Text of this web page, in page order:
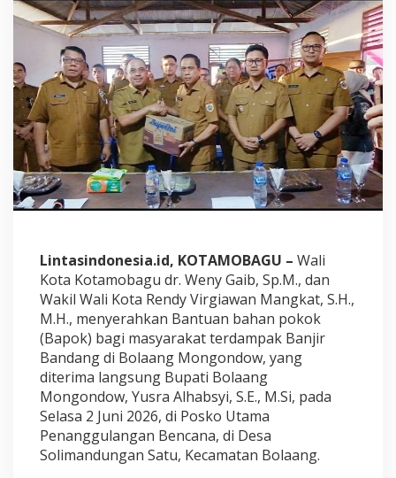
a
m
o
b
a
g
u
S
a
l
u
r
k
a
n
t
a
n
B
a
p
o
k
B
a
Lintasindonesia.id, KOTAMOBAGU – Wali
Kota Kotamobagu dr. Weny Gaib, Sp.M., dan
Wakil Wali Kota Rendy Virgiawan Mangkat, S.H.,
M.H., menyerahkan Bantuan bahan pokok
(Bapok) bagi masyarakat terdampak Banjir
Bandang di Bolaang Mongondow, yang
diterima langsung Bupati Bolaang
Mongondow, Yusra Alhabsyi, S.E., M.Si, pada
Selasa 2 Juni 2026, di Posko Utama
Penanggulangan Bencana, di Desa
Solimandungan Satu, Kecamatan Bolaang.